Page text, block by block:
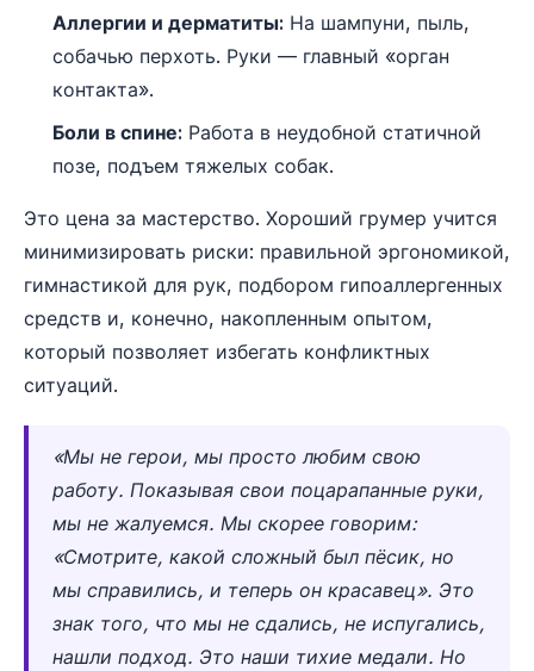
Аллергии и дерматиты: На шампуни, пыль,
собачью перхоть. Руки — главный «орган
контакта».
Боли в спине: Работа в неудобной статичной
позе, подъем тяжелых собак.
Это цена за мастерство. Хороший грумер учится
минимизировать риски: правильной эргономикой,
гимнастикой для рук, подбором гипоаллергенных
средств и, конечно, накопленным опытом,
который позволяет избегать конфликтных
ситуаций.
«Мы не герои, мы просто любим свою
работу. Показывая свои поцарапанные руки,
мы не жалуемся. Мы скорее говорим:
«Смотрите, какой сложный был пёсик, но
мы справились, и теперь он красавец». Это
знак того, что мы не сдались, не испугались,
нашли подход. Это наши тихие медали. Но